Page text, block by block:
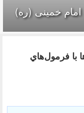
امام خمینی (ره)
با فرمول‌هاي